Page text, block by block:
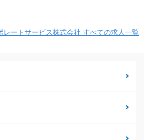
レートサービス株式会社 すべての求人一覧